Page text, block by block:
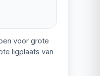
voor grote
ligplaats van